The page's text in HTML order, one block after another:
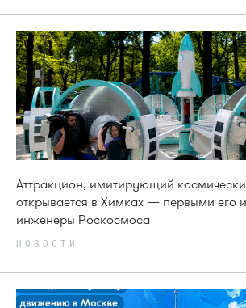
Аттракцион, имитирующий
открывается в Химках — первыми его
инженеры Роскосмоса
НОВОСТИ